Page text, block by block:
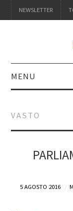
NEWSLETTER
MENU
ACQUISTALO
VASTO
5 AGOSTO 2016